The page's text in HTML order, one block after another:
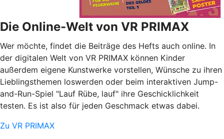
Die Online-Welt von VR PRIMAX
Wer möchte, findet die Beiträge des Hefts auch online. In
der digitalen Welt von VR PRIMAX können Kinder
außerdem eigene Kunstwerke vorstellen, Wünsche zu ihren
Lieblingsthemen loswerden oder beim interaktiven Jump-
and-Run-Spiel "Lauf Rübe, lauf" ihre Geschicklichkeit
testen. Es ist also für jeden Geschmack etwas dabei.
Zu VR PRIMAX